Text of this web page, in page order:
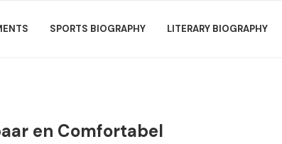
SPORTS BIOGRAPHY LITERARY BIOGRAPHY
en Comfortabel